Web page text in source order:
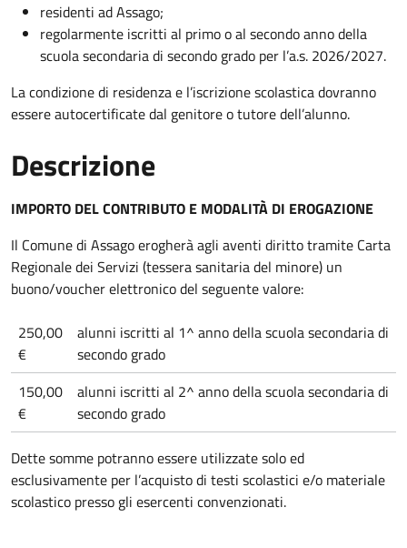
residenti ad Assago;
regolarmente iscritti al primo o al secondo anno della
scuola secondaria di secondo grado per l’a.s. 2026/2027.
La condizione di residenza e l’iscrizione scolastica dovranno
essere autocertificate dal genitore o tutore dell’alunno.
Descrizione
IMPORTO DEL CONTRIBUTO E MODALITÀ DI EROGAZIONE
Il Comune di Assago erogherà agli aventi diritto tramite Carta
Regionale dei Servizi (tessera sanitaria del minore) un
buono/voucher elettronico del seguente valore:
250,00
€
alunni iscritti al 1^ anno della scuola secondaria di
secondo grado
150,00
€
alunni iscritti al 2^ anno della scuola secondaria di
secondo grado
Dette somme potranno essere utilizzate solo ed
esclusivamente per l’acquisto di testi scolastici e/o materiale
scolastico presso gli esercenti convenzionati.